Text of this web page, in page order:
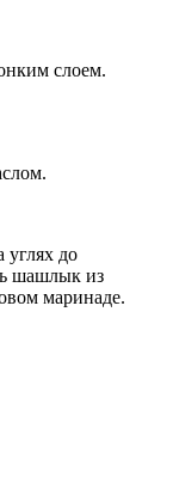
слоем.
углях до
шашлык из
маринаде.